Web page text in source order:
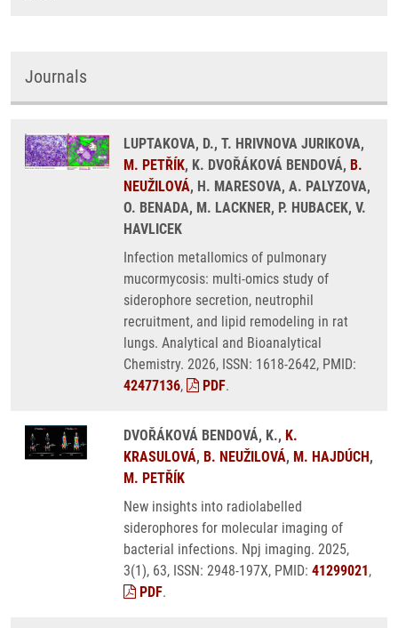
Journals
LUPTAKOVA, D., T. HRIVNOVA JURIKOVA,
M. PETŘÍK, K. DVOŘÁKOVÁ BENDOVÁ, B.
NEUŽILOVÁ, H. MARESOVA, A. PALYZOVA,
O. BENADA, M. LACKNER, P. HUBACEK, V.
HAVLICEK
Infection metallomics of pulmonary
mucormycosis: multi-omics study of
siderophore secretion, neutrophil
recruitment, and lipid remodeling in rat
lungs. Analytical and Bioanalytical
Chemistry. 2026, ISSN: 1618-2642, PMID:
42477136, PDF.
DVOŘÁKOVÁ BENDOVÁ, K., K.
KRASULOVÁ, B. NEUŽILOVÁ, M. HAJDÚCH,
M. PETŘÍK
New insights into radiolabelled
siderophores for molecular imaging of
bacterial infections. Npj imaging. 2025,
3(1), 63, ISSN: 2948-197X, PMID: 41299021,
PDF.